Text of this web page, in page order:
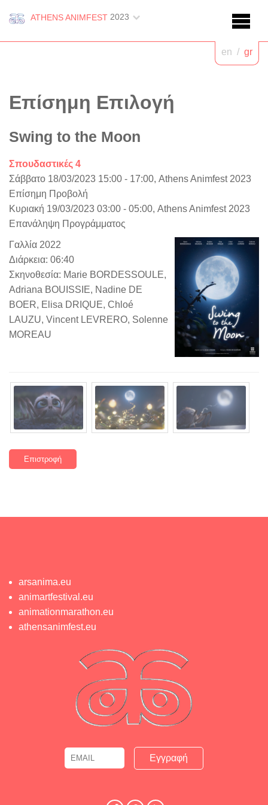
ATHENS ANIMFEST 2023
en / gr
Επίσημη Επιλογή
Swing to the Moon
Σπουδαστικές 4
Σάββατο 18/03/2023 15:00 - 17:00, Athens Animfest 2023
Επίσημη Προβολή
Κυριακή 19/03/2023 03:00 - 05:00, Athens Animfest 2023
Επανάληψη Προγράμματος
Γαλλία 2022
Διάρκεια: 06:40
Σκηνοθεσία: Marie BORDESSOULE,
Adriana BOUISSIE, Nadine DE
BOER, Elisa DRIQUE, Chloé
LAUZU, Vincent LEVRERO, Solenne
MOREAU
Επιστροφή
arsanima.eu
animartfestival.eu
animationmarathon.eu
athensanimfest.eu
Email Name